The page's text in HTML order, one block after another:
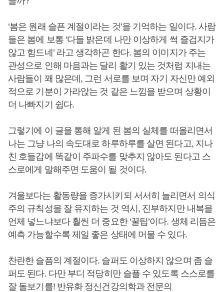
‘봄은 원래 슬픈 계절이라는 것’을 기억하는 일이다. 사람
들은 봄에 보통 ‘다들 밝은데 나만 이상하게 썩 즐겁지가
않고 힘드네’ 라고 생각하곤 한다. 봄의 이미지가 주는
관성으로 인해 마음과는 달리 활기 있는 것처럼 지내는
사람들이 꽤 많은데, 그런 서로를 보며 자기 자신만 예외
적으로 기분이 가라앉는 것 같은 느낌을 받으며 상황이
더 나빠지기 쉽다.
그렇기에 이 글을 통해 알게 된 봄의 실체를 떠올리면서
나는 그냥 나의 속도대로 하루하루를 살면 된다고, 지나
친 호들갑에 똑같이 주파수를 맞추지 않아도 된다고 스
스로에게 말해주면 도움이 될 것이다.
겨울보다는 활동량을 증가시키되 서서히 늘리면서 의식
주의 규칙성을 잘 유지하는 것 역시, 진부하지만 내복을
언제 넣느냐보다 훨씬 더 중요한 ‘꿀팁’이다. 생체 리듬은
예측 가능할수록 제일 좋은 상태에 머물 수 있다.
찬란한 슬픔의 계절이다. 슬퍼도 이상하지 않으며 좀 슬
퍼도 된다. 다만 부디 적당히만 슬플 수 있도록 스스로를
잘 돌보기를! 반유화 정신건강의학과 전문의